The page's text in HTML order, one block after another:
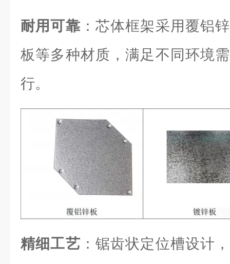
耐用可靠 ：芯体框架采用覆铝
板等多种材质，满足不同环境
行。
精细工艺 ：锯齿状定位槽设计